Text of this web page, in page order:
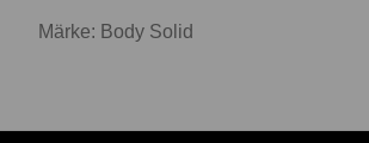
Märke: Body Solid